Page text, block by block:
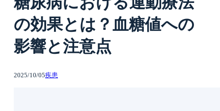
の効果とは？血糖値への
影響と注意点
2025/10/05疾患